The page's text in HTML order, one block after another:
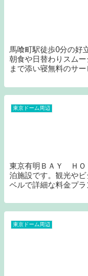
馬喰町駅徒歩0分の好
朝食や日替わりスム
まで添い寝無料のサ
東京ドーム周辺
東京有明ＢＡＹ ＨＯ
泊施設です。観光や
ベルで詳細な料金プラ
東京ドーム周辺